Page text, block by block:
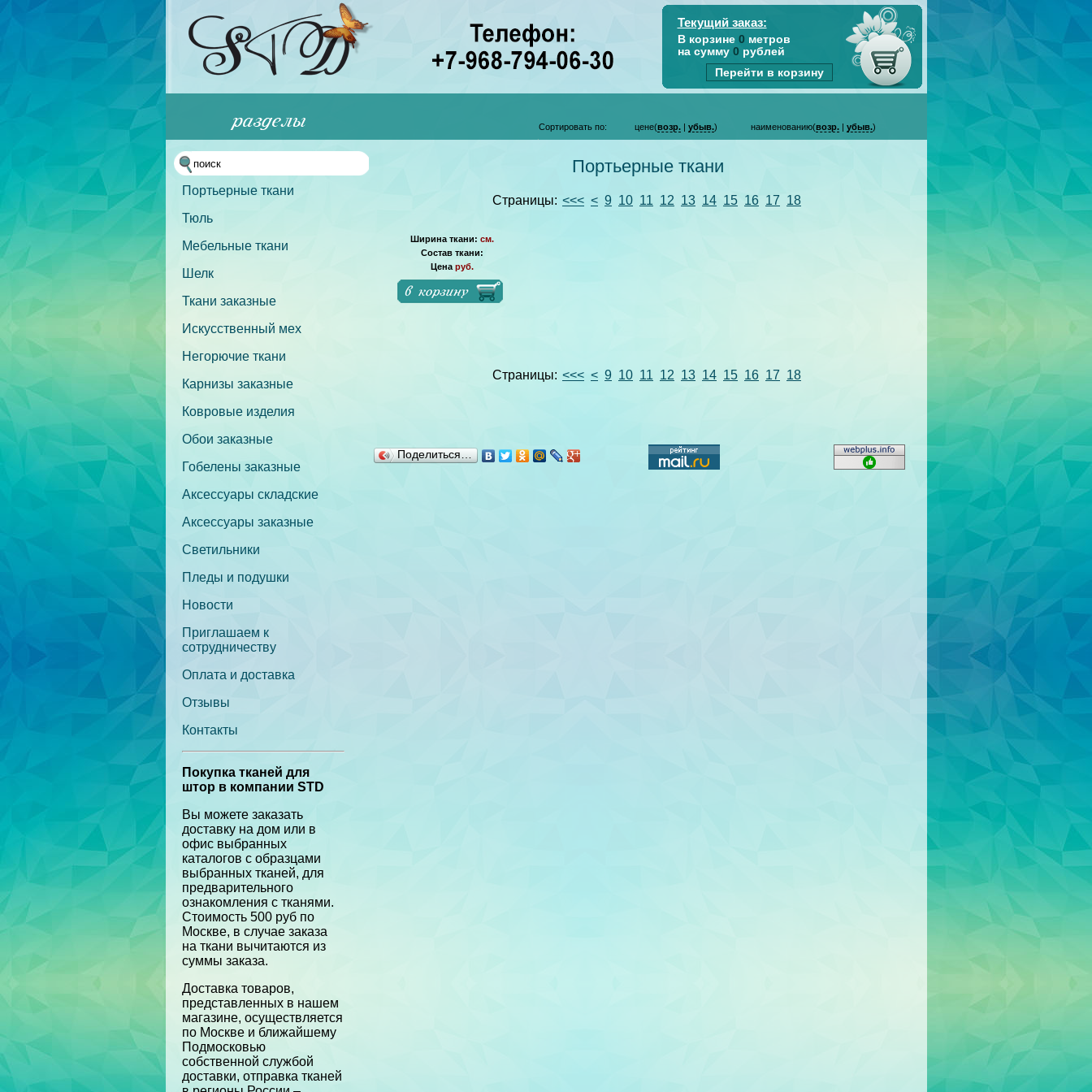
Текущий заказ:
В корзине 0 метров
на сумму 0 рублей
Перейти в корзину
Портьерные ткани
Тюль
Мебельные ткани
Шелк
Ткани заказные
Искусственный мех
Негорючие ткани
Карнизы заказные
Ковровые изделия
Обои заказные
Гобелены заказные
Аксессуары складские
Аксессуары заказные
Светильники
Пледы и подушки
Новости
Приглашаем к
сотрудничеству
Оплата и доставка
Отзывы
Контакты
Покупка тканей для
штор в компании STD
Вы можете заказать
доставку на дом или в
офис выбранных
каталогов с образцами
выбранных тканей, для
предварительного
ознакомления с тканями.
Стоимость 500 руб по
Москве, в случае заказа
на ткани вычитаются из
суммы заказа.
Доставка товаров,
представленных в нашем
магазине, осуществляется
по Москве и ближайшему
Подмосковью
собственной службой
доставки, отправка тканей
Сортировать по: цене(возр.| убыв.) наименованию(возр.| убыв.)
Портьерные ткани
Страницы: <<< < 9 10 11 12 13 14 15 16 17 18
Ширина ткани: см.
Состав ткани:
Цена руб.
Страницы: <<< < 9 10 11 12 13 14 15 16 17 18
Поделиться…